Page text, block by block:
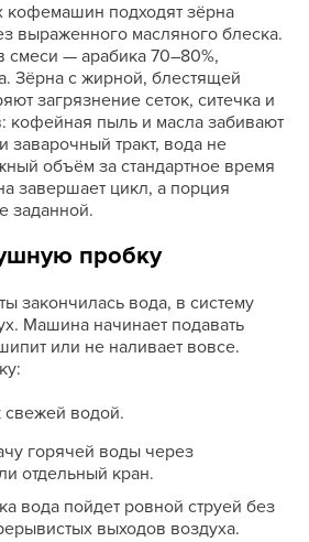
кофемашин подходят зёрна
выраженного масляного блеска.
смеси — арабика 70–80%,
Зёрна с жирной, блестящей
загрязнение сеток, ситечка и
кофейная пыль и масла забивают
тракт, вода не
объём за стандартное время
завершает цикл, а порция
заданной.
пробку
закончилась вода, в систему
Машина начинает подавать
или не наливает вовсе.
свежей водой.
горячей воды через
отдельный кран.
вода пойдет ровной струей без
выходов воздуха.